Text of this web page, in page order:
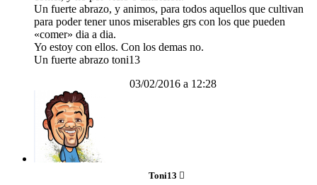
Un fuerte abrazo, y animos, para todos aquellos que cultivan
para poder tener unos miserables grs con los que pueden
«comer» dia a dia.
Yo estoy con ellos. Con los demas no.
Un fuerte abrazo toni13
03/02/2016 a 12:28
Toni13